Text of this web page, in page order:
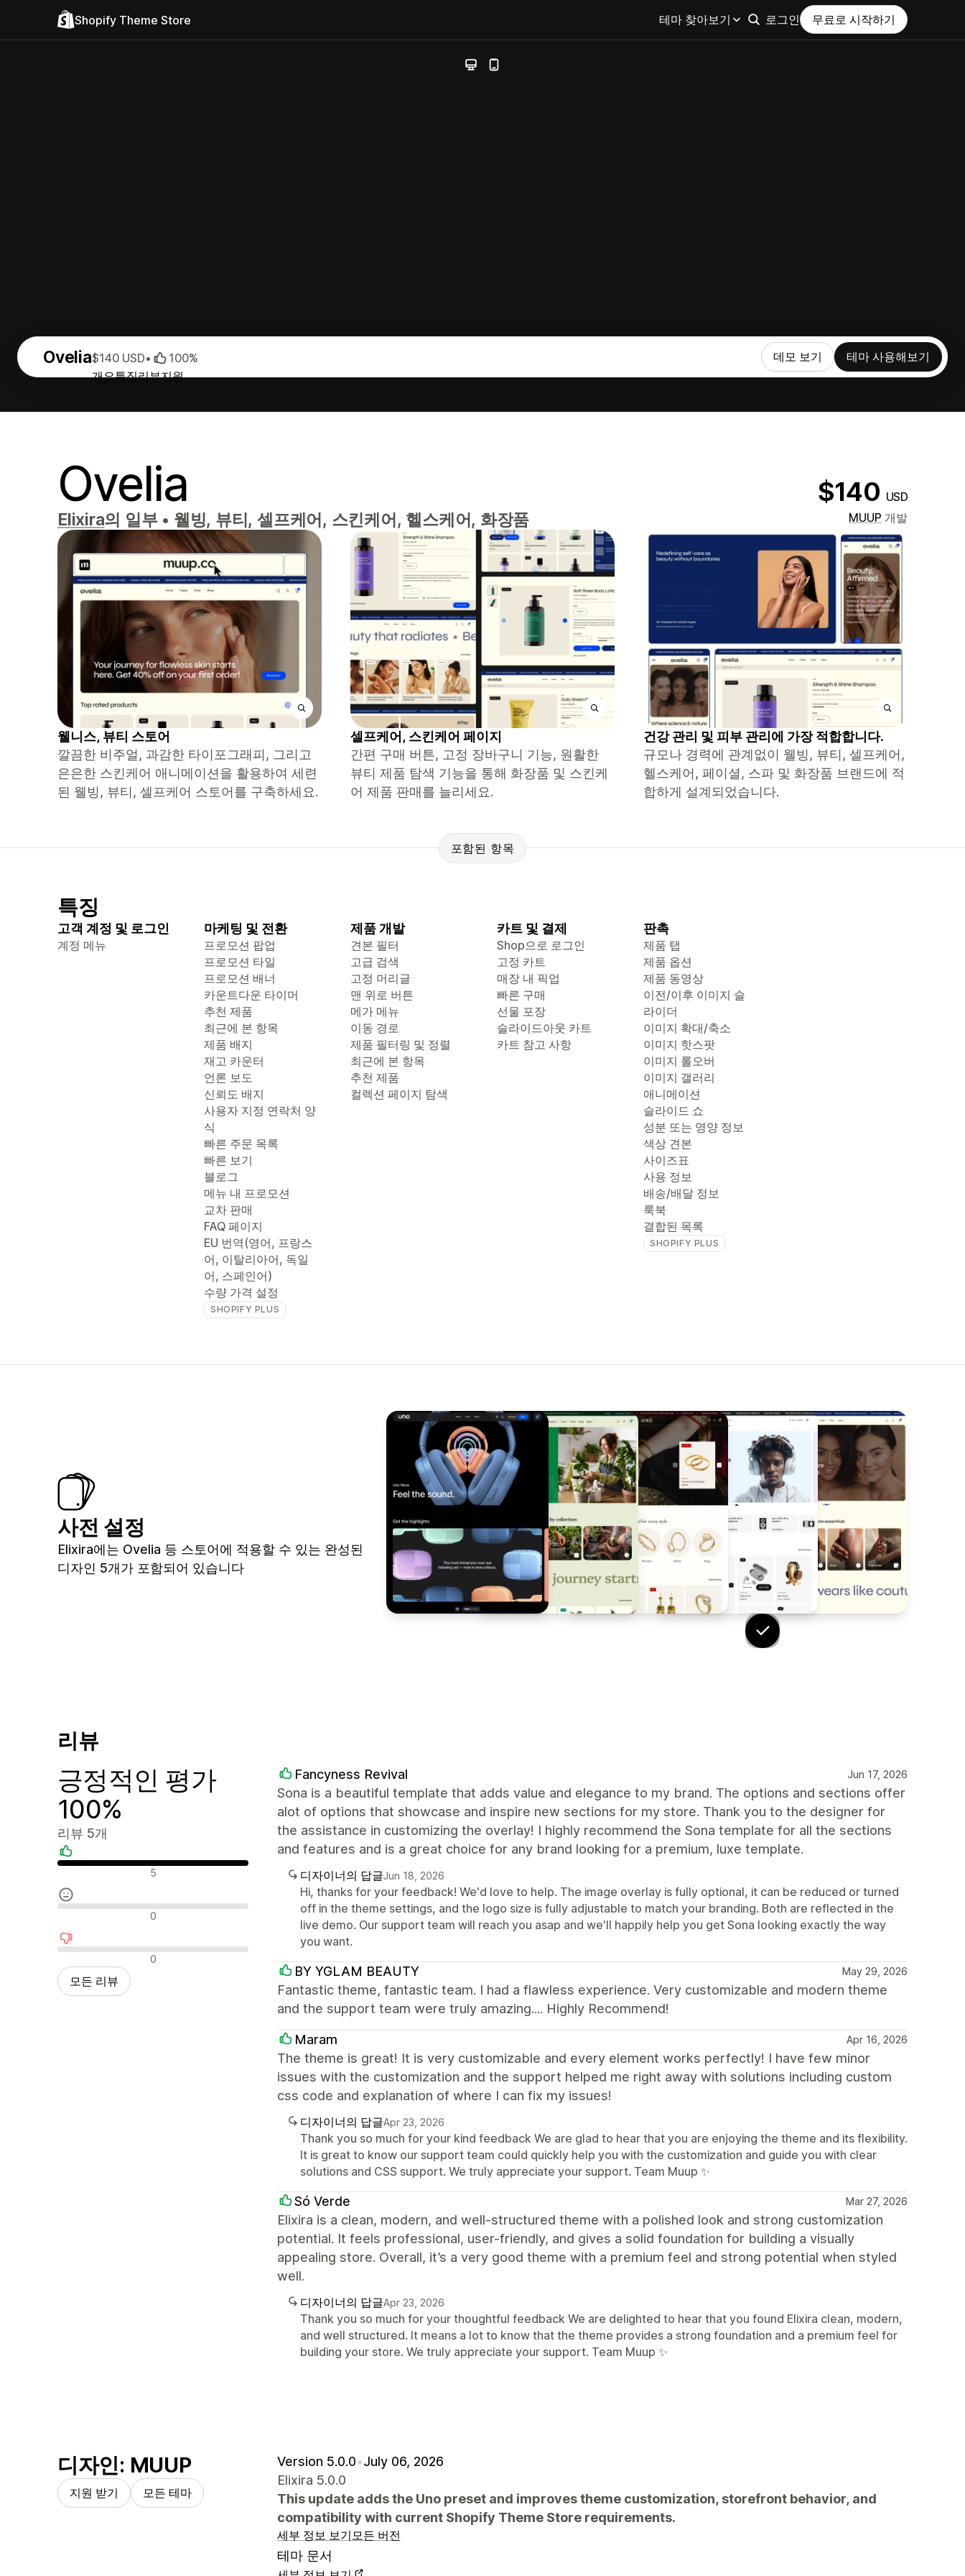
Shopify Theme Store 테마 찾아보기 로그인 무료로 시작하기
Ovelia
개요특징리뷰지원
$140 USD• 100% 데모 보기 테마 사용해보기
Ovelia $140 USD
Elixira의 일부 • 웰빙, 뷰티, 셀프케어, 스킨케어, 헬스케어, 화장품 MUUP 개발
웰니스, 뷰티 스토어
깔끔한 비주얼, 과감한 타이포그래피, 그리고
은은한 스킨케어 애니메이션을 활용하여 세련
된 웰빙, 뷰티, 셀프케어 스토어를 구축하세요.
셀프케어, 스킨케어 페이지
간편 구매 버튼, 고정 장바구니 기능, 원활한
뷰티 제품 탐색 기능을 통해 화장품 및 스킨케
어 제품 판매를 늘리세요.
건강 관리 및 피부 관리에 가장 적합합니다.
규모나 경력에 관계없이 웰빙, 뷰티, 셀프케어,
헬스케어, 페이셜, 스파 및 화장품 브랜드에 적
합하게 설계되었습니다.
포함된 항목
특징
고객 계정 및 로그인
계정 메뉴
마케팅 및 전환
프로모션 팝업
프로모션 타일
프로모션 배너
카운트다운 타이머
추천 제품
최근에 본 항목
제품 배지
재고 카운터
언론 보도
신뢰도 배지
사용자 지정 연락처 양
식
빠른 주문 목록
빠른 보기
블로그
메뉴 내 프로모션
교차 판매
FAQ 페이지
EU 번역(영어, 프랑스
어, 이탈리아어, 독일
어, 스페인어)
수량 가격 설정
SHOPIFY PLUS
제품 개발
견본 필터
고급 검색
고정 머리글
맨 위로 버튼
메가 메뉴
이동 경로
제품 필터링 및 정렬
최근에 본 항목
추천 제품
컬렉션 페이지 탐색
카트 및 결제
Shop으로 로그인
고정 카트
매장 내 픽업
빠른 구매
선물 포장
슬라이드아웃 카트
카트 참고 사항
판촉
제품 탭
제품 옵션
제품 동영상
이전/이후 이미지 슬
라이더
이미지 확대/축소
이미지 핫스팟
이미지 롤오버
이미지 갤러리
애니메이션
슬라이드 쇼
성분 또는 영양 정보
색상 견본
사이즈표
사용 정보
배송/배달 정보
룩북
결합된 목록
SHOPIFY PLUS
사전 설정
Elixira에는 Ovelia 등 스토어에 적용할 수 있는 완성된
디자인 5개가 포함되어 있습니다
리뷰
긍정적인 평가
100%
리뷰 5개
긍정적인 리뷰 5
중립적인 리뷰 0
부정적인 리뷰 0
모든 리뷰
Fancyness Revival Jun 17, 2026
Sona is a beautiful template that adds value and elegance to my brand. The options and sections offer
alot of options that showcase and inspire new sections for my store. Thank you to the designer for
the assistance in customizing the overlay! I highly recommend the Sona template for all the sections
and features and is a great choice for any brand looking for a premium, luxe template.
디자이너의 답글Jun 18, 2026
Hi, thanks for your feedback! We'd love to help. The image overlay is fully optional, it can be reduced or turned
off in the theme settings, and the logo size is fully adjustable to match your branding. Both are reflected in the
live demo. Our support team will reach you asap and we'll happily help you get Sona looking exactly the way
you want.
BY YGLAM BEAUTY May 29, 2026
Fantastic theme, fantastic team. I had a flawless experience. Very customizable and modern theme
and the support team were truly amazing.... Highly Recommend!
Maram Apr 16, 2026
The theme is great! It is very customizable and every element works perfectly! I have few minor
issues with the customization and the support helped me right away with solutions including custom
css code and explanation of where I can fix my issues!
디자이너의 답글Apr 23, 2026
Thank you so much for your kind feedback We are glad to hear that you are enjoying the theme and its flexibility.
It is great to know our support team could quickly help you with the customization and guide you with clear
solutions and CSS support. We truly appreciate your support. Team Muup ✨
Só Verde Mar 27, 2026
Elixira is a clean, modern, and well-structured theme with a polished look and strong customization
potential. It feels professional, user-friendly, and gives a solid foundation for building a visually
appealing store. Overall, it’s a very good theme with a premium feel and strong potential when styled
well.
디자이너의 답글Apr 23, 2026
Thank you so much for your thoughtful feedback We are delighted to hear that you found Elixira clean, modern,
and well structured. It means a lot to know that the theme provides a strong foundation and a premium feel for
building your store. We truly appreciate your support. Team Muup ✨
디자인: MUUP
지원 받기 모든 테마
Version 5.0.0•July 06, 2026
Elixira 5.0.0
This update adds the Uno preset and improves theme customization, storefront behavior, and
compatibility with current Shopify Theme Store requirements.
세부 정보 보기 모든 버전
테마 문서